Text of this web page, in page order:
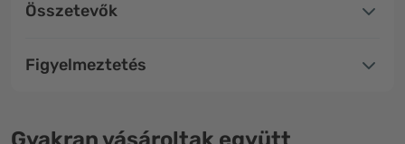
Összetevők
Figyelmeztetés